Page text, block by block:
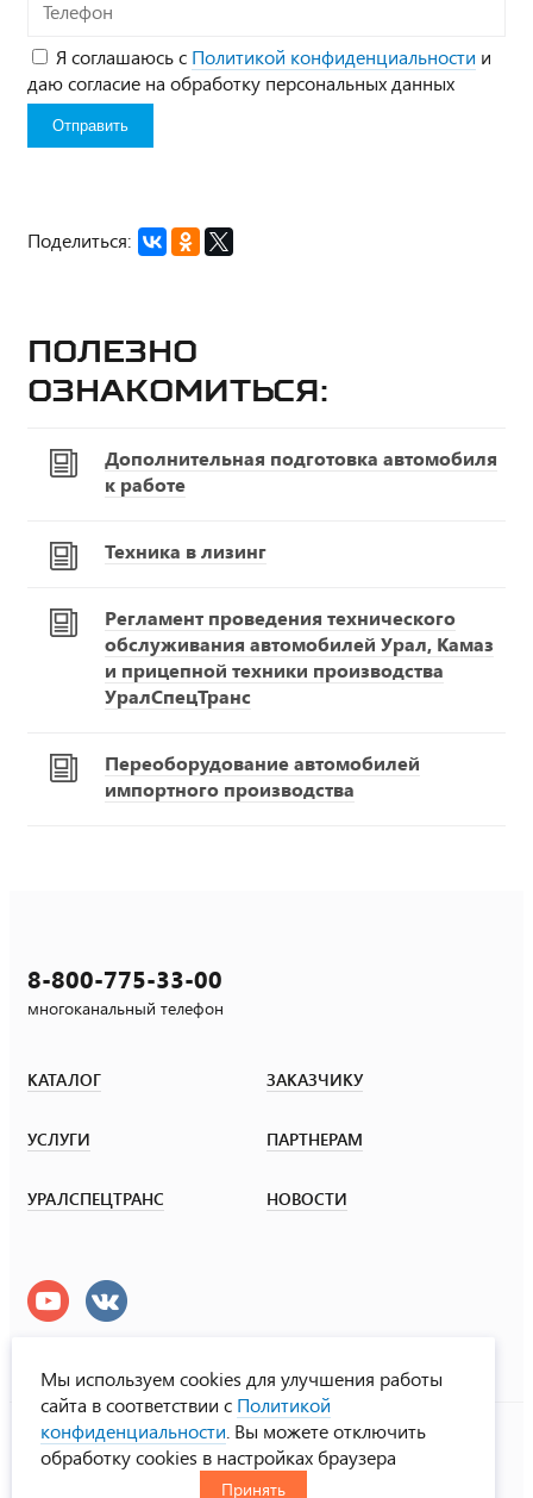
Телефон
Я соглашаюсь с Политикой конфиденциальности и
даю согласие на обработку персональных данных
Поделиться:
Полезно
ознакомиться:
Дополнительная подготовка автомобиля
к работе
Техника в лизинг
Регламент проведения технического
обслуживания автомобилей Урал, Камаз
и прицепной техники производства
УралСпецТранс
Переоборудование автомобилей
импортного производства
8-800-775-33-00
многоканальный телефон
КАТАЛОГ ЗАКАЗЧИКУ
УСЛУГИ ПАРТНЕРАМ
УРАЛСПЕЦТРАНС НОВОСТИ
УралСпецТранс
© ООО «Урал СТ», 2000-2026
Политика конфиденциальности
Мы используем cookies для улучшения работы
сайта в соответствии с Политикой
конфиденциальности . Вы можете отключить
обработку cookies в настройках браузера
Принять